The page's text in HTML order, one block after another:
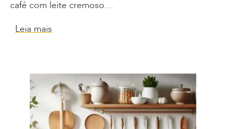
café com leite cremoso…
Leia mais